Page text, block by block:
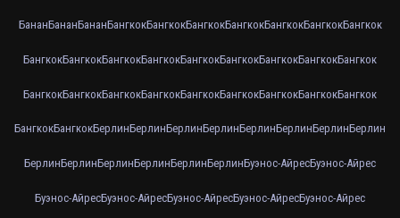
БананБананБананБангкокБангкокБангкокБангкокБангкокБангкокБангкок
БангкокБангкокБангкокБангкокБангкокБангкокБангкокБангкокБангкок
БангкокБангкокБангкокБангкокБангкокБангкокБангкокБангкокБангкок
БангкокБангкокБерлинБерлинБерлинБерлинБерлинБерлинБерлинБерлин
БерлинБерлинБерлинБерлинБерлинБерлинБуэнос-АйресБуэнос-Айрес
Буэнос-АйресБуэнос-АйресБуэнос-АйресБуэнос-АйресБуэнос-Айрес